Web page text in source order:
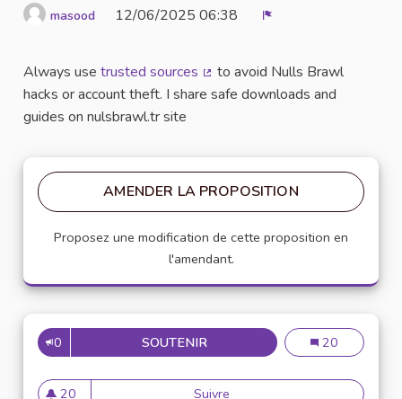
masood 12/06/2025 06:38
Always use trusted sources
(Lien externe)
to avoid Nulls Brawl
hacks or account theft. I share safe downloads and
guides on nulsbrawl.tr site
AMENDER LA PROPOSITION
Proposez une modification de cette proposition en
l'amendant.
0 SOUTENIRHOW CAN I PROTECT MY
How can I
20
20 Suivre How can I protect my